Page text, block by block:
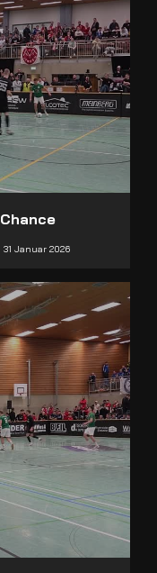
Chance
31 Januar 2026